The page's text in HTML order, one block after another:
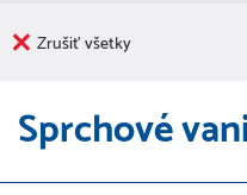
Zrušiť všetky
Sprchové